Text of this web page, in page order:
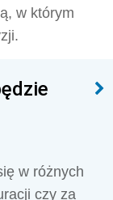
w którym
w różnych
czy za